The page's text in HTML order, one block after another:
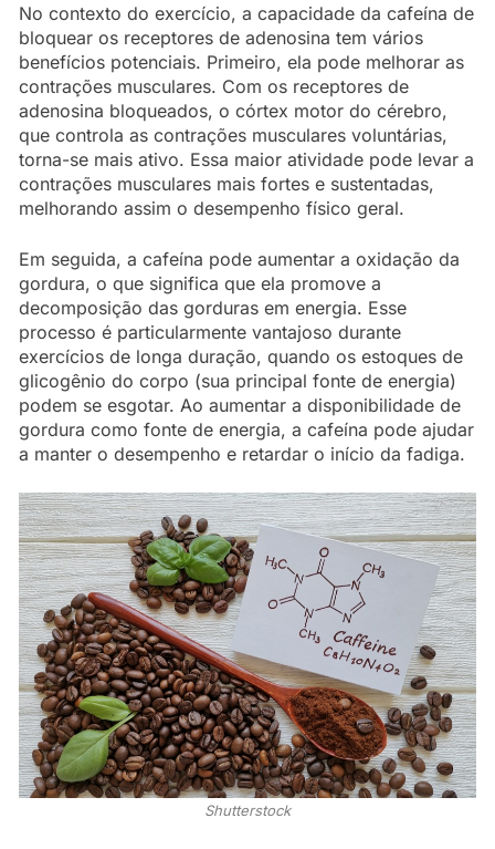
No contexto do exercício, a capacidade da cafeína de
bloquear os receptores de adenosina tem vários
benefícios potenciais. Primeiro, ela pode melhorar as
contrações musculares. Com os receptores de
adenosina bloqueados, o córtex motor do cérebro,
que controla as contrações musculares voluntárias,
torna-se mais ativo. Essa maior atividade pode levar a
contrações musculares mais fortes e sustentadas,
melhorando assim o desempenho físico geral.
Em seguida, a cafeína pode aumentar a oxidação da
gordura, o que significa que ela promove a
decomposição das gorduras em energia. Esse
processo é particularmente vantajoso durante
exercícios de longa duração, quando os estoques de
glicogênio do corpo (sua principal fonte de energia)
podem se esgotar. Ao aumentar a disponibilidade de
gordura como fonte de energia, a cafeína pode ajudar
a manter o desempenho e retardar o início da fadiga.
Shutterstock